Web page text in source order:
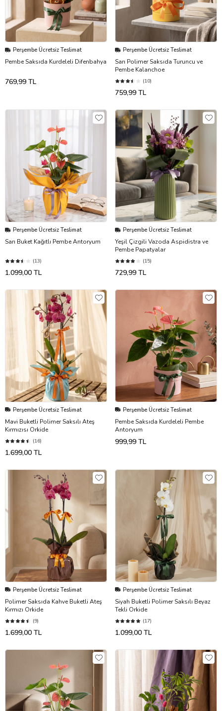
Perşembe Ücretsiz Teslimat
Pembe Saksıda Kurdeleli Difenbahya
769,99 TL
Perşembe Ücretsiz Teslimat
Sarı Polimer Saksıda Turuncu ve
Pembe Kalanchoe
(10)
759,99 TL
Perşembe Ücretsiz Teslimat
Sarı Buket Kağıtlı Pembe Antoryum
(13)
1.099,00 TL
Perşembe Ücretsiz Teslimat
Yeşil Çizgili Vazoda Aspidistra ve
Pembe Papatyalar
(15)
729,99 TL
Perşembe Ücretsiz Teslimat
Mavi Buketli Polimer Saksılı Ateş
Kırmızısı Orkide
(16)
1.699,00 TL
Perşembe Ücretsiz Teslimat
Pembe Saksıda Kurdeleli Pembe
Antoryum
999,99 TL
Perşembe Ücretsiz Teslimat
Polimer Saksıda Kahve Buketli Ateş
Kırmızı Orkide
(9)
1.699,00 TL
Perşembe Ücretsiz Teslimat
Siyah Buketli Polimer Saksılı Beyaz
Tekli Orkide
(17)
1.099,00 TL